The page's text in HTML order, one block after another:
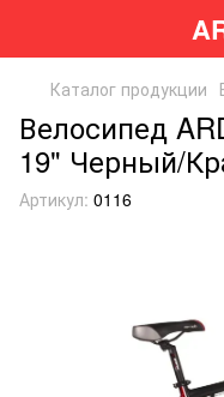
Каталог продукции
Велосипед
19" Черный/
Артикул: 0116